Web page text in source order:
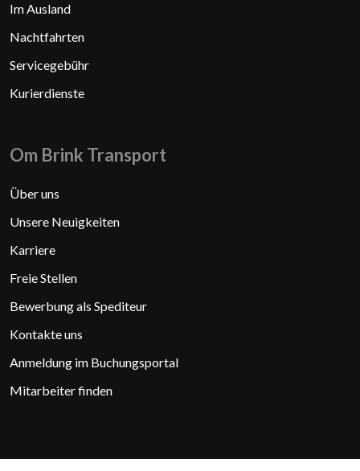
​Im Ausland
Nachtfahrten
Servicegebühr
Kurierdienste
Om Brink Transport
Über uns
Unsere Neuigkeiten
Karriere
​Freie Stellen
Bewerbung als Spediteur
Kontakte uns
Anmeldung im Buchungsportal
Mitarbeiter finden